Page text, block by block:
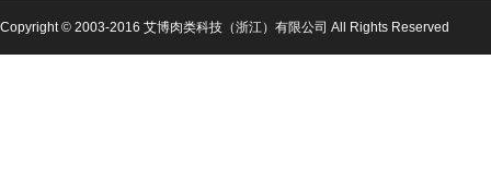
Copyright © 2003-2016 艾博肉类科技（浙江）有限公司 All Rights Reserved